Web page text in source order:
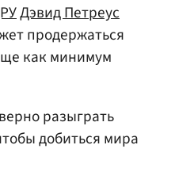
Дэвид Петреус
продержаться
как минимум
верно разыграть
добиться мира